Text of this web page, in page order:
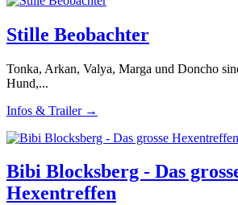
Stille Beobachter
Tonka, Arkan, Valya, Marga und Doncho
Hund,...
Infos & Trailer →
Bibi Blocksberg - Das
Hexentreffen